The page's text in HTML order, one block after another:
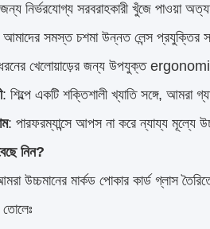
জন্য নির্ভরযোগ্য সরবরাহকারী খুঁজে পাওয়া
সমস্ত চশমা উন্নত লেন্স প্রযুক্তির
খেলোয়াড়ের জন্য উপযুক্ত ergonomic
: শিল্পে একটি শক্তিশালী খ্যাতি সঙ্গে, আমরা
: পারফরম্যান্সে আপস না করে ন্যায্য মূল্যে
নিন?
উচ্চমানের মার্কড পোকার কার্ড গ্লাস